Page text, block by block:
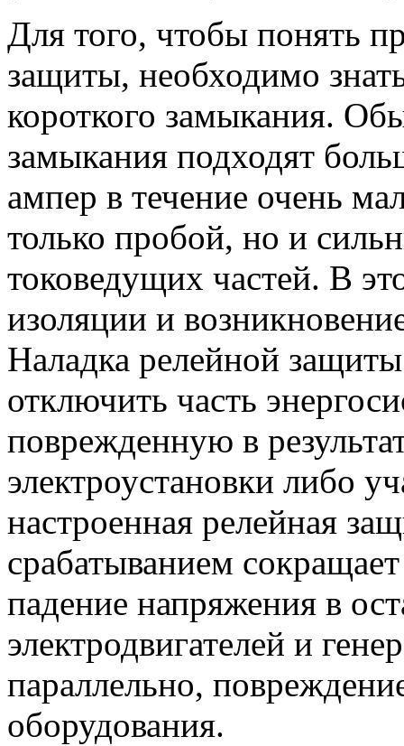
Для того, чтобы понять
защиты, необходимо
короткого замыкания.
замыкания подходят
ампер в течение очень
только пробой, но и
токоведущих частей. В
изоляции и
Наладка релейной
отключить часть
поврежденную в
электроустановки либо
настроенная релейная
срабатыванием
падение напряжения в
электродвигателей и
параллельно,
оборудования.